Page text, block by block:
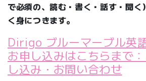
で必須の、読む・書く・話す・聞く
く身につきます。
Dirigo ブルーマーブル英
お申し込みはこちらまで
し込み・お問い合わせ